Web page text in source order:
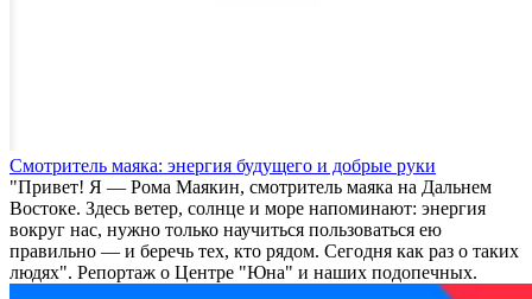
Смотритель маяка: энергия будущего и добрые руки
"Привет! Я — Рома Маякин, смотритель маяка на Дальнем
Востоке. Здесь ветер, солнце и море напоминают: энергия
вокруг нас, нужно только научиться пользоваться ею
правильно — и беречь тех, кто рядом. Сегодня как раз о таких
людях". Репортаж о Центре "Юна" и наших подопечных.